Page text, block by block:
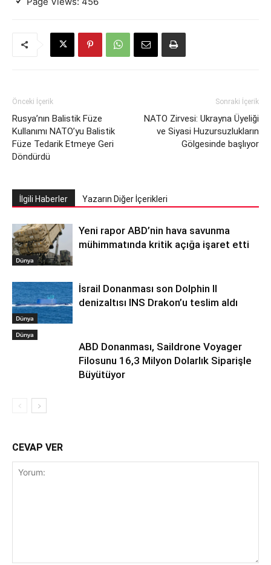
Önceki İçerik
Rusya’nın Balistik Füze
Kullanımı NATO’yu Balistik
Füze Tedarik Etmeye Geri
Döndürdü
Sonraki İçerik
NATO Zirvesi: Ukrayna Üyeliği
ve Siyasi Huzursuzlukların
Gölgesinde başlıyor
İlgili Haberler Yazarın Diğer İçerikleri
Dünya
Yeni rapor ABD’nin hava savunma
mühimmatında kritik açığa işaret etti
Dünya
İsrail Donanması son Dolphin II
denizaltısı INS Drakon’u teslim aldı
Dünya
ABD Donanması, Saildrone Voyager
Filosunu 16,3 Milyon Dolarlık Siparişle
Büyütüyor
CEVAP VER